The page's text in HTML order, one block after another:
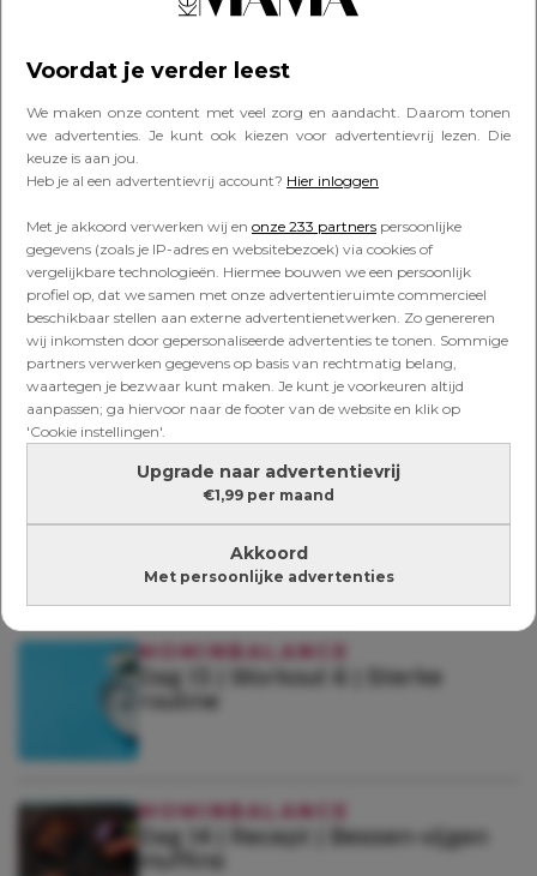
Voordat je verder leest
We maken onze content met veel zorg en aandacht. Daarom tonen
we advertenties. Je kunt ook kiezen voor advertentievrij lezen. Die
keuze is aan jou.
Heb je al een advertentievrij account? Hier inloggen
Met je akkoord verwerken wij en onze 233 partners persoonlijke
gegevens (zoals je IP-adres en websitebezoek) via cookies of
vergelijkbare technologieën. Hiermee bouwen we een persoonlijk
profiel op, dat we samen met onze advertentieruimte commercieel
beschikbaar stellen aan externe advertentienetwerken. Zo genereren
wij inkomsten door gepersonaliseerde advertenties te tonen. Sommige
partners verwerken gegevens op basis van rechtmatig belang,
waartegen je bezwaar kunt maken. Je kunt je voorkeuren altijd
aanpassen; ga hiervoor naar de footer van de website en klik op
'Cookie instellingen'.
Upgrade naar advertentievrij
€1,99 per maand
Akkoord
Met persoonlijke advertenties
MOMINBALANCE
MOMINBALANCE
Dag 10 | Recept | Green Healthy
Fat Breakfast
MOMINBALANCE
Dag 11 | Workout 5 | Fysiek sterk
MOMINBALANCE
Dag 12 | Motivatie om te sporten
MOMINBALANCE
Dag 13 | Workout 6 | Sterke
routine
MOMINBALANCE
Dag 14 | Recept | Bessen-vijgen
muffins